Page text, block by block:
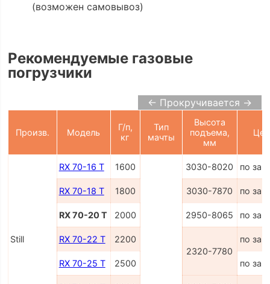
(возможен самовывоз)
Рекомендуемые газовые
погрузчики
← Прокручивается →
Произв. Модель
Г/п,
кг
Тип
мачты
Высота
подъема,
мм
Still
RX 70-16 T 1600 3030-8020 по
RX 70-18 T 1800 3030-7870 по
RX 70-20 T 2000 2950-8065 по
RX 70-22 T
2200
2320-7780
по
RX 70-25 T 2500 по